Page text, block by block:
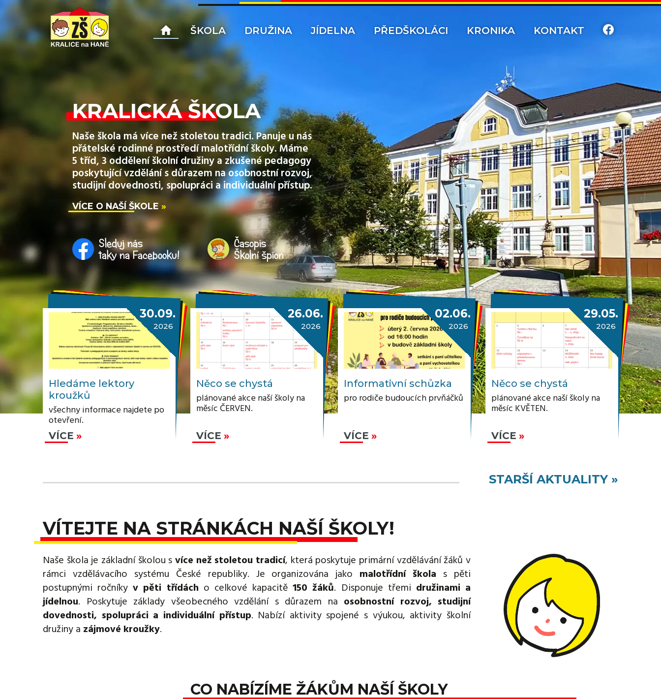
ŠKOLA DRUŽINA JÍDELNA PŘEDŠKOLÁCI KRONIKA KONTAKT
KRALICKÁ ŠKOLA
Naše škola má více než stoletou tradici. Panuje u nás
přátelské rodinné prostředí malotřídní školy. Máme
5 tříd, 3 oddělení školní družiny a zkušené pedagogy
poskytující vzdělání s důrazem na osobnostní rozvoj,
studijní dovednosti, spolupráci a individuální přístup.
VÍCE O NAŠÍ ŠKOLE
Sleduj nás
taky na Facebooku!
Časopis
Školní špion
30.09.
2026
Hledáme lektory
kroužků
všechny informace najdete po
otevření.
VÍCE
26.06.
2026
Něco se chystá
plánované akce naší školy na
měsíc ČERVEN.
VÍCE
02.06.
2026
Informativní schůzka
pro rodiče budoucích prvňáčků
VÍCE
29.05.
2026
Něco se chystá
plánované akce naší školy na
měsíc KVĚTEN.
VÍCE
STARŠÍ AKTUALITY »
VÍTEJTE NA STRÁNKÁCH NAŠÍ ŠKOLY!
Naše škola je základní školou svíce než stoletou tradicí, která poskytuje primární vzdělávání žáků v
rámci vzdělávacího systému České republiky. Je organizována jako malotřídní škola s pěti
postupnými ročníkyv pěti třídách o celkové kapacitě150 žáků. Disponuje třemi družinami a
jídelnou. Poskytuje základy všeobecného vzdělání s důrazem na osobnostní rozvoj, studijní
dovednosti, spolupráci a individuální přístup. Nabízí aktivity spojené s výukou, aktivity školní
družiny a zájmové kroužky.
CO NABÍZÍME ŽÁKŮM NAŠÍ ŠKOLY